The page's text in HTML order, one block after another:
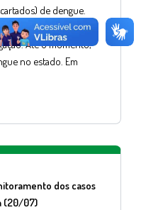
de dengue.
para a
Até o momento,
no estado. Em
dos casos
(20/07)